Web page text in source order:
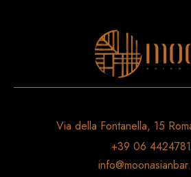
Via della Fontanella, 15
+39 06